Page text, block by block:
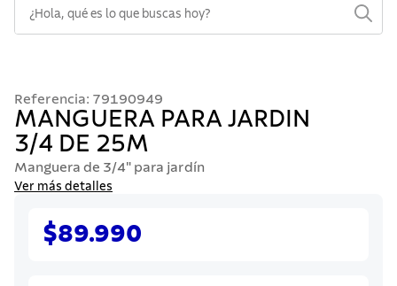
Referencia: 79190949
MANGUERA PARA JARDIN
3/4 DE 25M
Manguera de 3/4" para jardín
Ver más detalles
$89.990
2 .
sarten
3.
cubiertos
4.
acero inoxidable
grano